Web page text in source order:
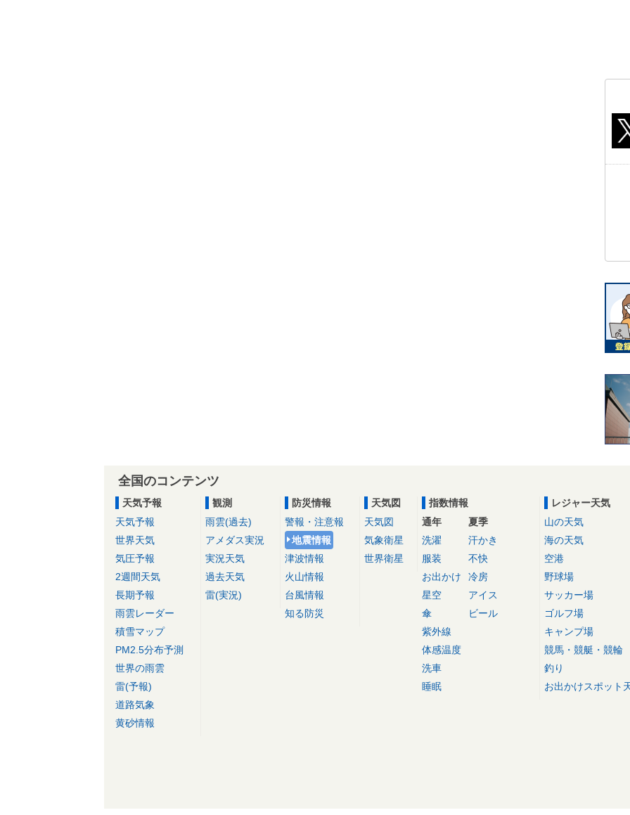
全国のコンテンツ
天気予報
天気予報
世界天気
気圧予報
2週間天気
長期予報
雨雲レーダー
積雪マップ
PM2.5分布予測
世界の雨雲
雷(予報)
道路気象
黄砂情報
観測
雨雲(過去)
アメダス実況
実況天気
過去天気
雷(実況)
防災情報
警報・注意報
地震情報
津波情報
火山情報
台風情報
知る防災
天気図
天気図
気象衛星
世界衛星
指数情報
通年
洗濯
服装
お出かけ
星空
傘
紫外線
体感温度
洗車
睡眠
夏季
汗かき
不快
冷房
アイス
ビール
レジャー天気
山の天気
海の天気
空港
野球場
サッカー場
ゴルフ場
キャンプ場
競馬・競艇・競輪
釣り
お出かけスポット